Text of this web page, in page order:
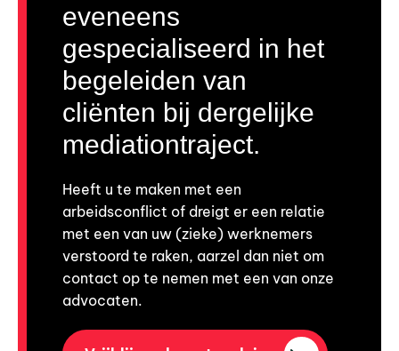
eveneens
gespecialiseerd in het
begeleiden van
cliënten bij dergelijke
mediationtraject.
Heeft u te maken met een
arbeidsconflict of dreigt er een relatie
met een van uw (zieke) werknemers
verstoord te raken, aarzel dan niet om
contact op te nemen met een van onze
advocaten.